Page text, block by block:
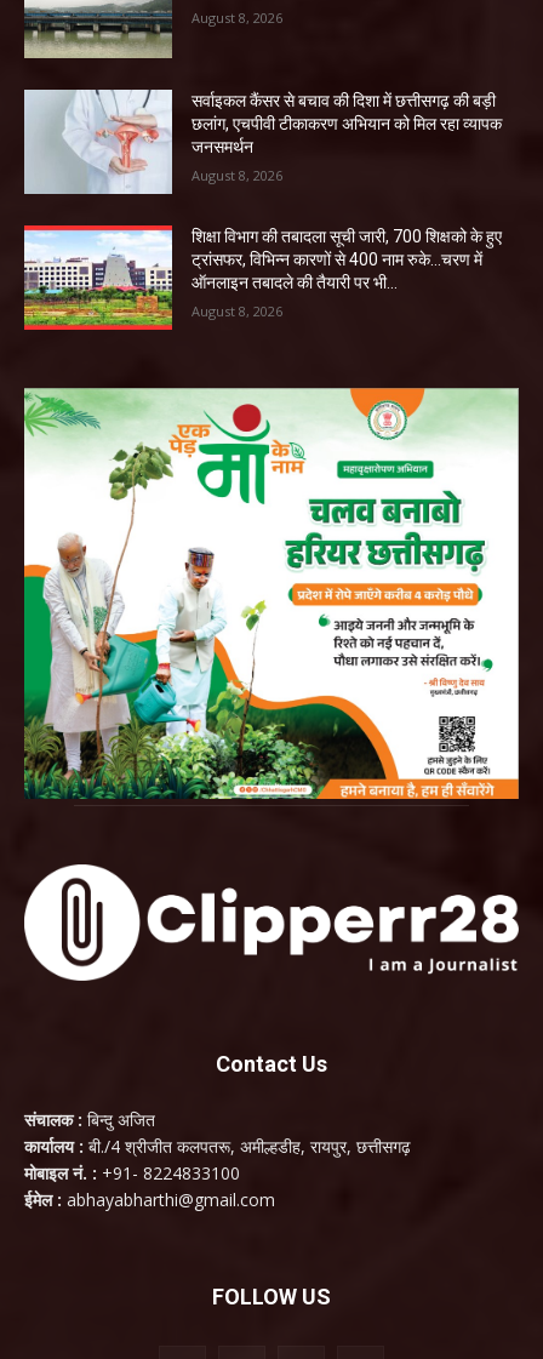
August 8, 2026
सर्वाइकल कैंसर से बचाव की दिशा में छत्तीसगढ़ की बड़ी
छलांग, एचपीवी टीकाकरण अभियान को मिल रहा व्यापक
जनसमर्थन
August 8, 2026
शिक्षा विभाग की तबादला सूची जारी, 700 शिक्षको के हुए
ट्रांसफर, विभिन्न कारणों से 400 नाम रुके…चरण में
ऑनलाइन तबादले की तैयारी पर भी...
August 8, 2026
Contact Us
संचालक : बिन्दु अजित
कार्यालय : बी./4 श्रीजीत कलपतरू, अमील्हडीह, रायपुर, छत्तीसगढ़
मोबाइल नं. : +91- 8224833100
ईमेल : abhayabharthi@gmail.com
FOLLOW US